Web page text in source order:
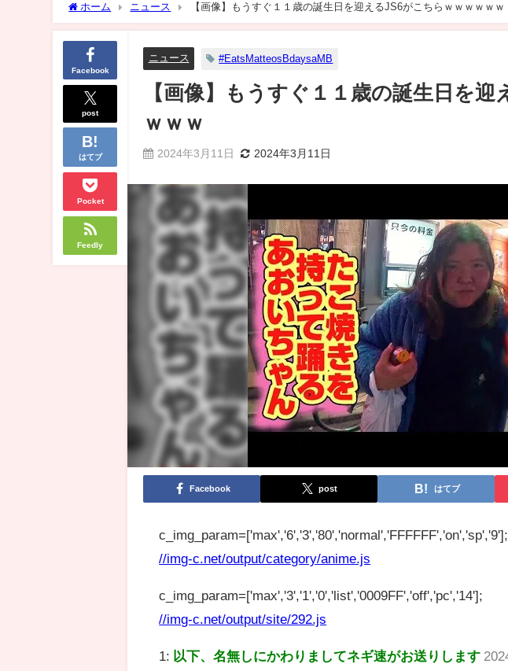
ホーム ニュース 【画像】もうすぐ１１歳の誕生日を迎えるJS6がこちらｗｗｗｗｗｗ
Facebook
post
はてブ
Pocket
Feedly
ニュース #EatsMatteosBdaysaMB
【画像】もうすぐ１１歳の誕生日を迎
ｗｗｗ
2024年3月11日 2024年3月11日
Facebook post はてブ
c_img_param=['max','6','3','80','normal','FFFFFF','on','sp','9'];
//img-c.net/output/category/anime.js
c_img_param=['max','3','1','0','list','0009FF','off','pc','14'];
//img-c.net/output/site/292.js
1: 以下、名無しにかわりましてネギ速がお送りします